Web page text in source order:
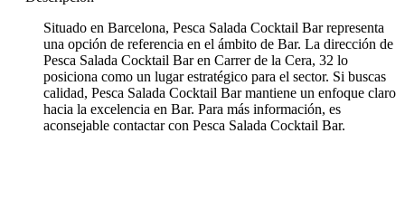
Situado en Barcelona, Pesca Salada Cocktail Bar representa
una opción de referencia en el ámbito de Bar. La dirección de
Pesca Salada Cocktail Bar en Carrer de la Cera, 32 lo
posiciona como un lugar estratégico para el sector. Si buscas
calidad, Pesca Salada Cocktail Bar mantiene un enfoque claro
hacia la excelencia en Bar. Para más información, es
aconsejable contactar con Pesca Salada Cocktail Bar.